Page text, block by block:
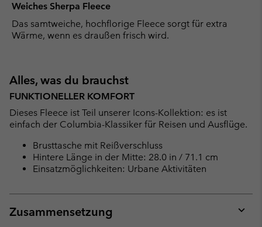
Weiches Sherpa Fleece
Das samtweiche, hochflorige Fleece sorgt für extra
Wärme, wenn es draußen frisch wird.
Alles, was du brauchst
FUNKTIONELLER KOMFORT
Dieses Fleece ist Teil unserer Icons-Kollektion: es ist
einfach der Columbia-Klassiker für Reisen und Ausflüge.
Brusttasche mit Reißverschluss
Hintere Länge in der Mitte: 28.0 in / 71.1 cm
Einsatzmöglichkeiten: Urbane Aktivitäten
Zusammensetzung